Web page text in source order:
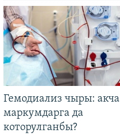
Гемодиализ чыры: акча
маркумдарга да
которулганбы?